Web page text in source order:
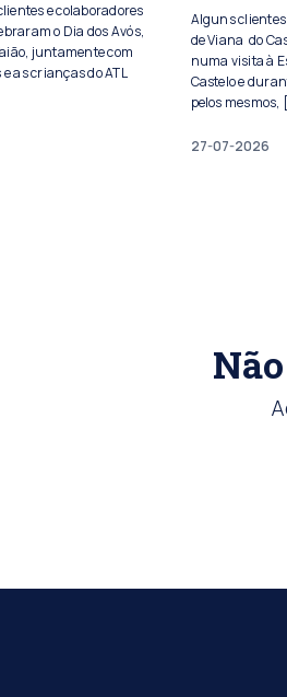
e colaboradores
o Dia dos Avós,
juntamente com
as crianças do ATL
Alguns clientes
de Viana do
numa visita à
Castelo e
pelos mesmos,
27-07-2026